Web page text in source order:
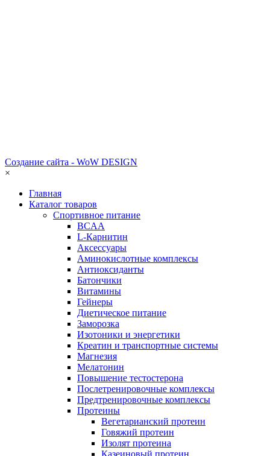
Создание сайта - WoW DESIGN
×
Главная
Каталог товаров
Спортивное питание
BCAA
L-Карнитин
Аксессуары
Аминокислотные комплексы
Антиоксиданты
Батончики
Витамины
Гейнеры
Диетическое питание
Заморозка
Изотоники и энергетики
Креатин и транспортные системы
Магнезия
Мелатонин
Повышение тестостерона
Послетренировочные комплексы
Предтренировочные комплексы
Протеины
Вегетарианский протеин
Говяжий протеин
Изолят протеина